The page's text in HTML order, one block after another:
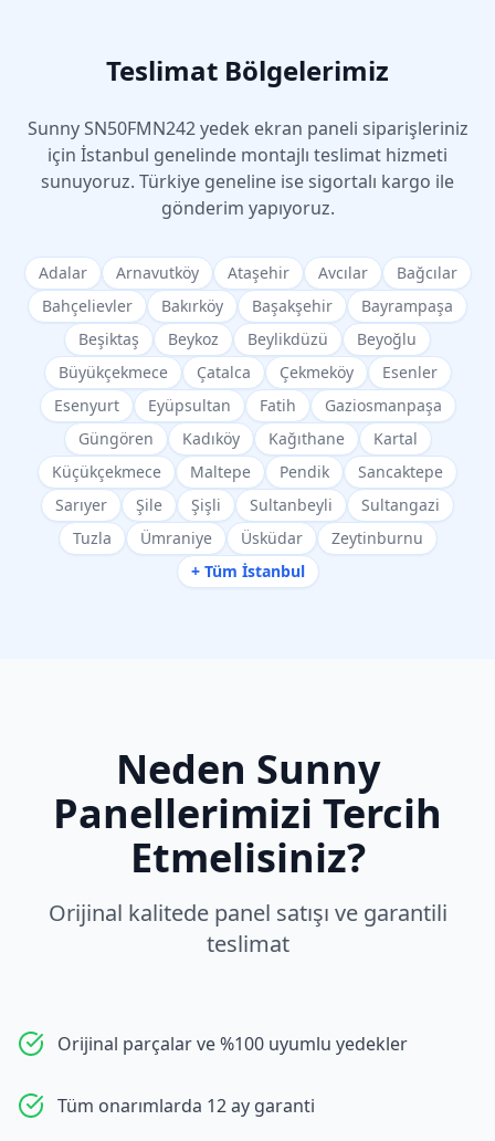
Teslimat Bölgelerimiz
Sunny SN50FMN242yedek ekran paneli siparişleriniz
için İstanbul genelinde montajlı teslimat hizmeti
sunuyoruz. Türkiye geneline ise sigortalı kargo ile
gönderim yapıyoruz.
Adalar Arnavutköy Ataşehir Avcılar
Bağcılar
Bahçelievler
Bakırköy Başakşehir
Bayrampaşa
Beşiktaş
Beykoz Beylikdüzü
Beyoğlu
Büyükçekmece
Çatalca Çekmeköy
Esenler
Esenyurt
Eyüpsultan Fatih
Gaziosmanpaşa
Güngören
Kadıköy Kağıthane
Kartal
Küçükçekmece
Maltepe Pendik
Sancaktepe
Sarıyer
Şile Şişli Sultanbeyli
Sultangazi
Tuzla
Ümraniye Üsküdar
Zeytinburnu
+ Tüm İstanbul
Neden Sunny
Panellerimizi Tercih
Etmelisiniz?
Orijinal kalitede panel satışı ve garantili
teslimat
Orijinal parçalar ve %100 uyumlu yedekler
Tüm onarımlarda 12 ay garanti